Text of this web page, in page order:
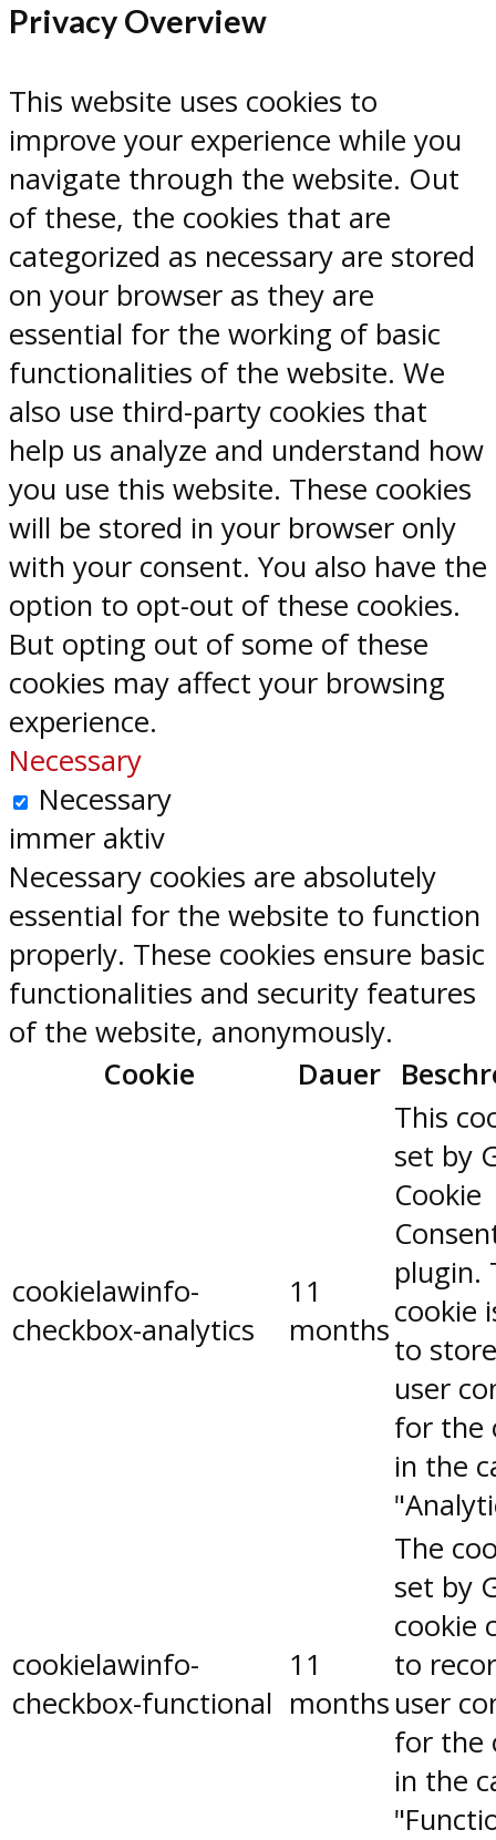
Privacy Overview
This website uses cookies to
improve your experience while you
navigate through the website. Out
of these, the cookies that are
categorized as necessary are stored
on your browser as they are
essential for the working of basic
functionalities of the website. We
also use third-party cookies that
help us analyze and understand how
you use this website. These cookies
will be stored in your browser only
with your consent. You also have the
option to opt-out of these cookies.
But opting out of some of these
cookies may affect your browsing
experience.
Necessary
Necessary
immer aktiv
Necessary cookies are absolutely
essential for the website to function
properly. These cookies ensure basic
functionalities and security features
of the website, anonymously.
Cookie
Dauer
cookielawinfo-
checkbox-analytics
11
months
This
set by
Cookie
plugin.
cookie
to
user
for the
in the
cookielawinfo-
checkbox-functional
11
months
The
set by
cookie
to
user
for the
in the